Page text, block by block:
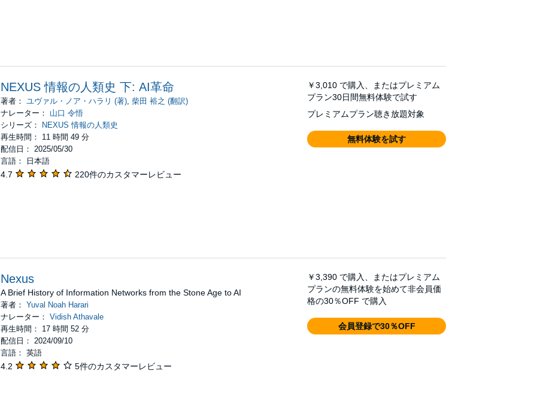
NEXUS 情報の人類史 下: AI革命
著者： ユヴァル・ノア・ハラリ (著), 柴田 裕之 (翻訳)
ナレーター： 山口 令悟
シリーズ：
NEXUS 情報の人類史
再生時間： 11 時間 49 分
配信日： 2025/05/30
言語： 日本語
4.7 220件のカスタマーレビュー
￥3,010 で購入、またはプレミアム
プラン30日間無料体験で試す
プレミアムプラン聴き放題対象
無料体験を試す
Nexus
A Brief History of Information Networks from the Stone Age to AI
著者： Yuval Noah Harari
ナレーター： Vidish Athavale
再生時間： 17 時間 52 分
配信日： 2024/09/10
言語： 英語
4.2 5件のカスタマーレビュー
￥3,390 で購入、またはプレミアム
プランの無料体験を始めて非会員価
格の30％OFF で購入
会員登録で30％OFF